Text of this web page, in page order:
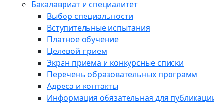
Бакалавриат и специалитет
Выбор специальности
Вступительные испытания
Платное обучение
Целевой прием
Экран приема и конкурсные списки
Перечень образовательных программ
Адреса и контакты
Информация обязательная для